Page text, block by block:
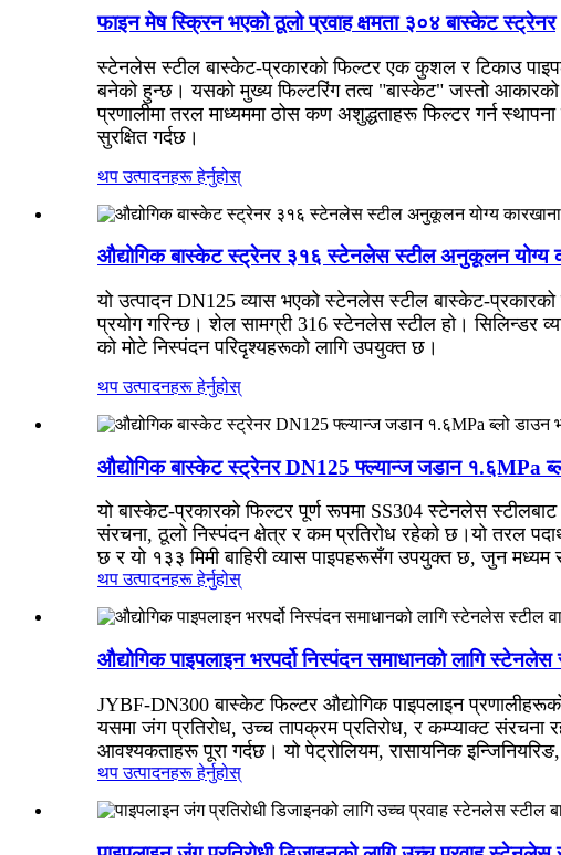
फाइन मेष स्क्रिन भएको ठूलो प्रवाह क्षमता ३०४ बास्केट स्ट्रेनर
स्टेनलेस स्टील बास्केट-प्रकारको फिल्टर एक कुशल र टिकाउ
बनेको हुन्छ। यसको मुख्य फिल्टरिंग तत्व "बास्केट" जस्तो
प्रणालीमा तरल माध्यममा ठोस कण अशुद्धताहरू फिल्टर गर्न
सुरक्षित गर्दछ।
थप उत्पादनहरू हेर्नुहोस्
औद्योगिक बास्केट स्ट्रेनर ३१६ स्टेनलेस स्टील अनुकूलन योग्य
यो उत्पादन DN125 व्यास भएको स्टेनलेस स्टील बास्केट-प्रकारको
प्रयोग गरिन्छ। शेल सामग्री 316 स्टेनलेस स्टील हो। सिलिन्डर
को मोटे निस्पंदन परिदृश्यहरूको लागि उपयुक्त छ।
थप उत्पादनहरू हेर्नुहोस्
औद्योगिक बास्केट स्ट्रेनर DN125 फ्ल्यान्ज जडान १.६MPa
यो बास्केट-प्रकारको फिल्टर पूर्ण रूपमा SS304 स्टेनलेस स्टीलबाट
संरचना, ठूलो निस्पंदन क्षेत्र र कम प्रतिरोध रहेको छ।यो तरल
छ र यो १३३ मिमी बाहिरी व्यास पाइपहरूसँग उपयुक्त छ, जुन
थप उत्पादनहरू हेर्नुहोस्
औद्योगिक पाइपलाइन भरपर्दो निस्पंदन समाधानको लागि
JYBF-DN300 बास्केट फिल्टर औद्योगिक पाइपलाइन
यसमा जंग प्रतिरोध, उच्च तापक्रम प्रतिरोध, र कम्प्याक्ट संरचना
आवश्यकताहरू पूरा गर्दछ। यो पेट्रोलियम, रासायनिक
थप उत्पादनहरू हेर्नुहोस्